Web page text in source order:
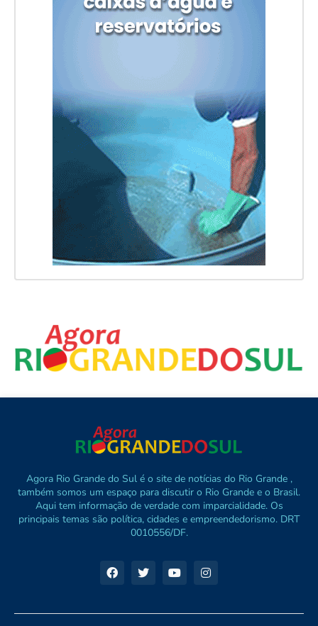
Agora Rio Grande do Sul é o site de notícias do Rio Grande ,
também somos um espaço para discutir o Rio Grande e o Brasil.
Aqui tem informação de verdade com imparcialidade. Os
principais temas são política, cidades e empreendedorismo. DRT
0010556/DF.